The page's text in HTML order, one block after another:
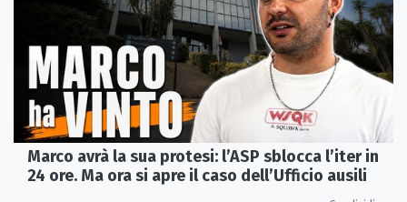
Marco avrà la sua protesi: l’ASP sblocca l’iter in
24 ore. Ma ora si apre il caso dell’Ufficio ausili